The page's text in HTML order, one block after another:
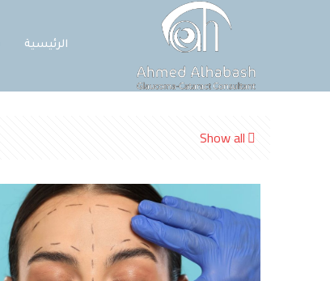
الرئيسية
Show all